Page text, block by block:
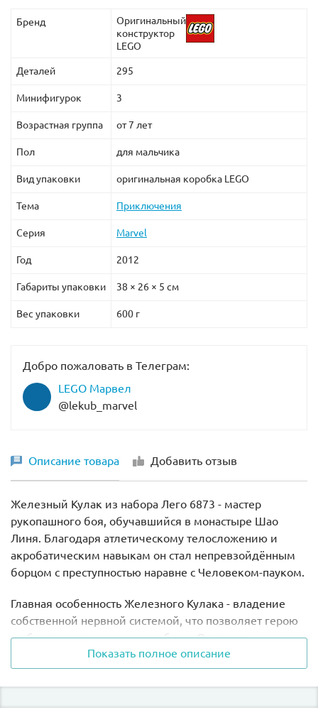
Бренд
Оригинальный
конструктор
LEGO
Деталей 295
Минифигурок 3
Возрастная группа от 7 лет
Пол для мальчика
Вид упаковки оригинальная коробка LEGO
Тема Приключения
Серия Marvel
Год 2012
Габариты упаковки 38 × 26 × 5 см
Вес упаковки 600 г
Добро пожаловать в Телеграм:
LEGO Марвел
@lekub_marvel
Описание товара Добавить отзыв
Железный Кулак из набора Лего 6873 - мастер
рукопашного боя, обучавшийся в монастыре Шао
Линя. Благодаря атлетическому телосложению и
акробатическим навыкам он стал непревзойдённым
борцом с преступностью наравне с Человеком-пауком.
Главная особенность Железного Кулака - владение
собственной нервной системой, что позволяет герою
не бояться и не чувствовать боли. Он может
переводить и концентрировать энергию тела в любое
место, например в кулак, а затем "выстреливать" ею.
Показать полное описание